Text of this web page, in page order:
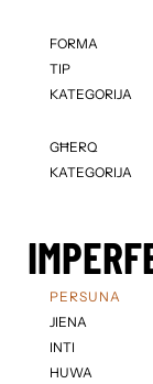
FORMA
TIP
KATEGORIJA
GĦERQ
KATEGORIJA
PERSUNA
JIENA
INTI
HUWA